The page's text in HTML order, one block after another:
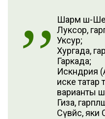
Шарм әш-
Луксор,
Уксур;
Хургада,
Гаркада;
иске татар
варианты
Гиза,
Сүвәйс, яки